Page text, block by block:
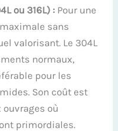
ou 316L) : Pour une
sans
valorisant. Le 304L
normaux,
pour les
Son coût est
ouvrages où
primordiales.